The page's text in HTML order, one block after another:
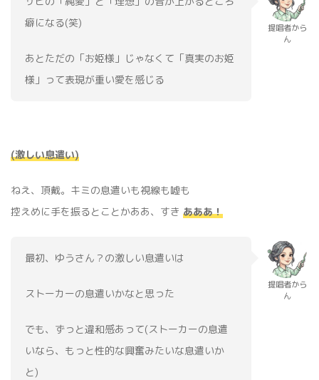
癖になる(笑)
あとただの「お姫様」じゃなくて「真実のお姫
様」って表現が重い愛を感じる
提唱者から
ん
(激しい息遣い)
ねえ、頂戴。キミの息遣いも視線も嘘も
控えめに手を振るとことかああ、すき あああ！
最初、ゆうさん？の激しい息遣いは
ストーカーの息遣いかなと思った
でも、ずっと違和感あって(ストーカーの息遣
いなら、もっと性的な興奮みたいな息遣いか
と)
提唱者から
ん